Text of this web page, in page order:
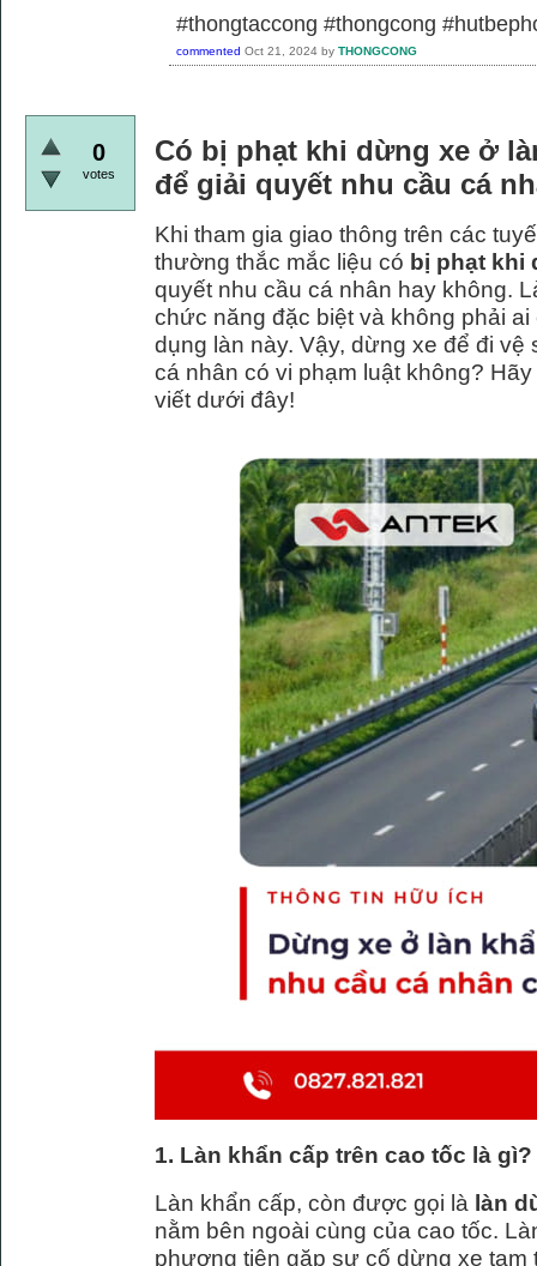
#thongtaccong #thongcong
commented Oct 21, 2024 by THONGCONG
0
votes
Có bị phạt khi dừng xe ở
để giải quyết nhu cầu cá
Khi tham gia giao thông trên các
thường thắc mắc liệu có bị phạt khi
quyết nhu cầu cá nhân hay không.
chức năng đặc biệt và không phải
dụng làn này. Vậy, dừng xe để đi
cá nhân có vi phạm luật không?
viết dưới đây!
1. Làn khẩn cấp trên cao tốc là gì?
Làn khẩn cấp, còn được gọi là làn
nằm bên ngoài cùng của cao tốc.
phương tiện gặp sự cố dừng xe tạm